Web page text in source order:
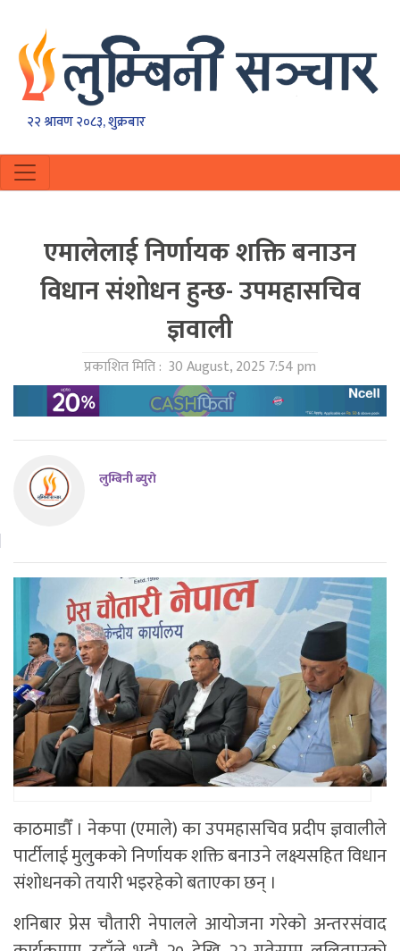
२२ श्रावण २०८३, शुक्रबार
एमालेलाई निर्णायक शक्ति बनाउन
विधान संशोधन हुन्छ- उपमहासचिव
ज्ञवाली
प्रकाशित मिति : 30 August, 2025 7:54 pm
लुम्बिनी ब्युराे
काठमाडौँ । नेकपा (एमाले) का उपमहासचिव प्रदीप ज्ञवालीले
पार्टीलाई मुलुकको निर्णायक शक्ति बनाउने लक्ष्यसहित विधान
संशोधनको तयारी भइरहेको बताएका छन् ।
शनिबार प्रेस चौतारी नेपालले आयोजना गरेको अन्तरसंवाद